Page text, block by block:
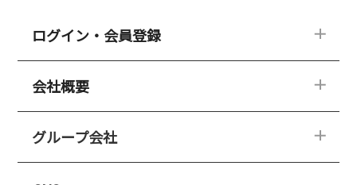
コラム
資料請求
クリーニングサービス
メルマガ
お客様の声
商品レビュー
ログイン・会員登録
ログイン・会員登録
メルマガ
新規入会キャンペーン
楽天ペイ決済について
会社概要
ごあいさつ
会社概要
グループ会社